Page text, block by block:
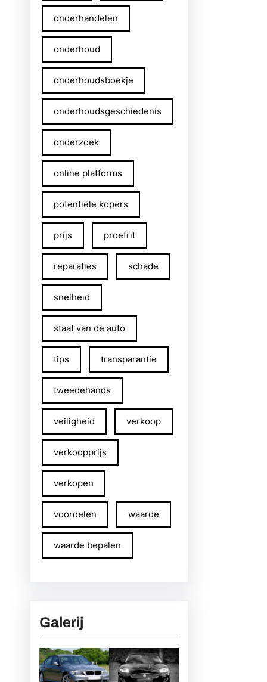
onderhandelen
onderhoud
onderhoudsboekje
onderhoudsgeschiedenis
onderzoek
online platforms
potentiële kopers
prijs proefrit
reparaties schade
snelheid
staat van de auto
tips transparantie
tweedehands
veiligheid verkoop
verkoopprijs
verkopen
voordelen waarde
waarde bepalen
Galerij